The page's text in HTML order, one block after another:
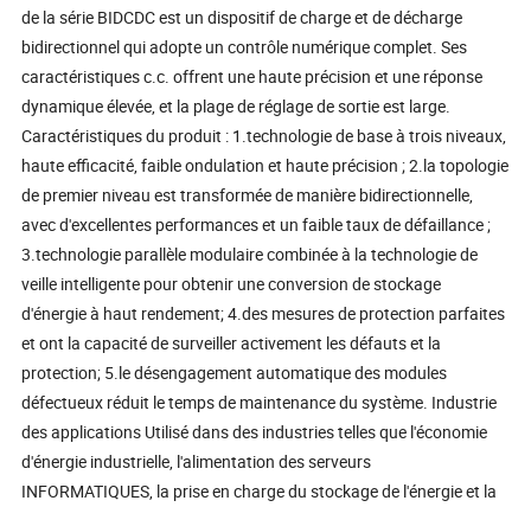
de la série BIDCDC est un dispositif de charge et de décharge
bidirectionnel qui adopte un contrôle numérique complet. Ses
caractéristiques c.c. offrent une haute précision et une réponse
dynamique élevée, et la plage de réglage de sortie est large.
Caractéristiques du produit : 1.technologie de base à trois niveaux,
haute efficacité, faible ondulation et haute précision ; 2.la topologie
de premier niveau est transformée de manière bidirectionnelle,
avec d'excellentes performances et un faible taux de défaillance ;
3.technologie parallèle modulaire combinée à la technologie de
veille intelligente pour obtenir une conversion de stockage
d'énergie à haut rendement; 4.des mesures de protection parfaites
et ont la capacité de surveiller activement les défauts et la
protection; 5.le désengagement automatique des modules
défectueux réduit le temps de maintenance du système. Industrie
des applications Utilisé dans des industries telles que l'économie
d'énergie industrielle, l'alimentation des serveurs
INFORMATIQUES, la prise en charge du stockage de l'énergie et la